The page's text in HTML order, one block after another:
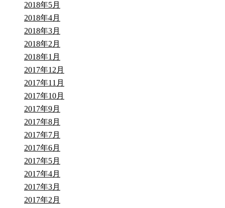
2018年5月
2018年4月
2018年3月
2018年2月
2018年1月
2017年12月
2017年11月
2017年10月
2017年9月
2017年8月
2017年7月
2017年6月
2017年5月
2017年4月
2017年3月
2017年2月